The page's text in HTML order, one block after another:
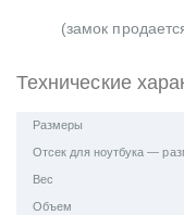
(замок
Технические
Размеры
Отсек для ноутбука —
Вес
Объем